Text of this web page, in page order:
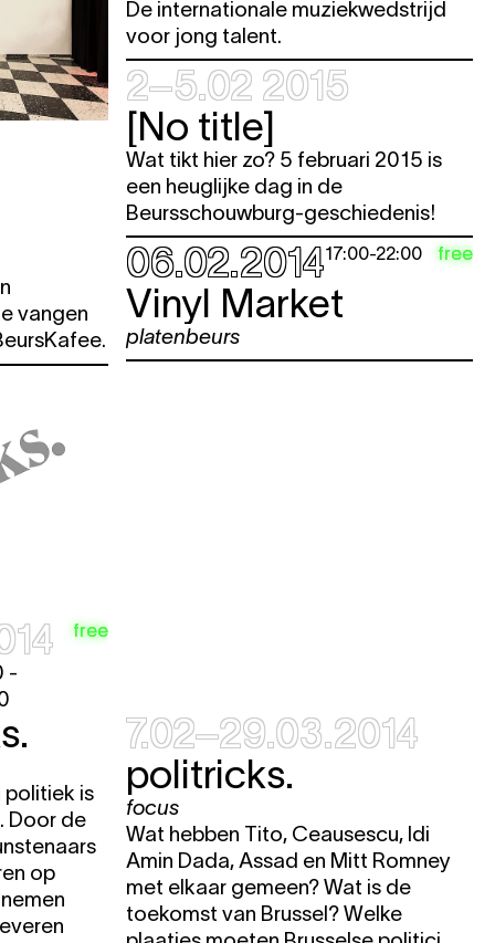
De internationale muziekwedstrijd
voor jong talent.
vangen
2–5.02 2015
[No title]
Wat tikt hier zo? 5 februari 2015 is
een heuglijke dag in de
Beursschouwburg-geschiedenis!
06.02.201417:00-22:00 free
Vinyl Market
platenbeurs
7.02–29.03.2014
politricks.
focus
Wat hebben Tito, Ceausescu, Idi
Amin Dada, Assad en Mitt Romney
met elkaar gemeen? Wat is de
toekomst van Brussel? Welke
-
free
politiek is
Door de
op